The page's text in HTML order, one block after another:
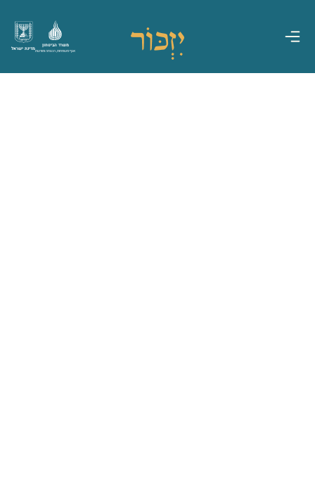
מדינת ישראל
משרד הביטחון
אגף משפחות, הנצחה ומורשת